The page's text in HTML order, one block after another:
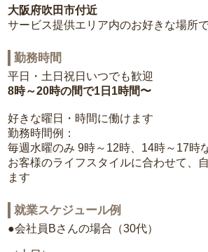
大阪府吹田市付近
サービス提供エリア内のお好きな場所で
勤務時間
平日・土日祝日いつでも歓迎
8時～20時の間で1日1時間〜
好きな曜日・時間に働けます
勤務時間例：
毎週水曜のみ 9時～12時、14時～17時
お客様のライフスタイルに合わせて、
ます
就業スケジュール例
●会社員Bさんの場合（30代）